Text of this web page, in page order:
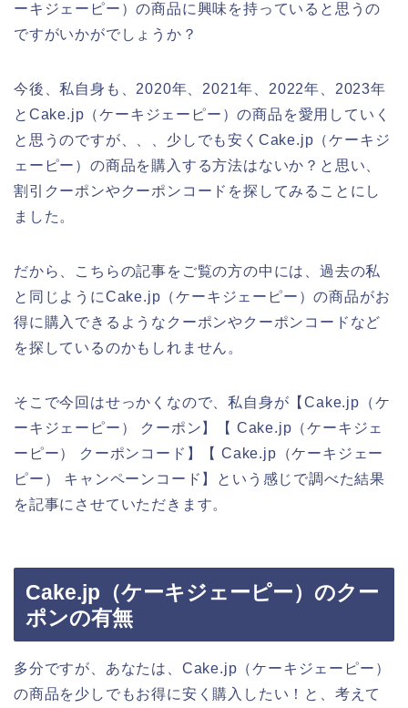
ーキジェーピー）の商品に興味を持っていると思うの
ですがいかがでしょうか？
今後、私自身も、2020年、2021年、2022年、2023年
とCake.jp（ケーキジェーピー）の商品を愛用していく
と思うのですが、、、少しでも安くCake.jp（ケーキジ
ェーピー）の商品を購入する方法はないか？と思い、
割引クーポンやクーポンコードを探してみることにし
ました。
だから、こちらの記事をご覧の方の中には、過去の私
と同じようにCake.jp（ケーキジェーピー）の商品がお
得に購入できるようなクーポンやクーポンコードなど
を探しているのかもしれません。
そこで今回はせっかくなので、私自身が【Cake.jp（ケ
ーキジェーピー） クーポン】【 Cake.jp（ケーキジェ
ーピー） クーポンコード】【 Cake.jp（ケーキジェー
ピー） キャンペーンコード】という感じで調べた結果
を記事にさせていただきます。
Cake.jp（ケーキジェーピー）のクー
ポンの有無
多分ですが、あなたは、Cake.jp（ケーキジェーピー）
の商品を少しでもお得に安く購入したい！と、考えて